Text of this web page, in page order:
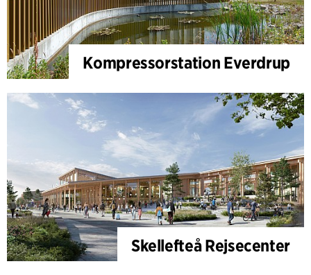
Kompressorstation Everdrup
Skellefteå Rejsecenter